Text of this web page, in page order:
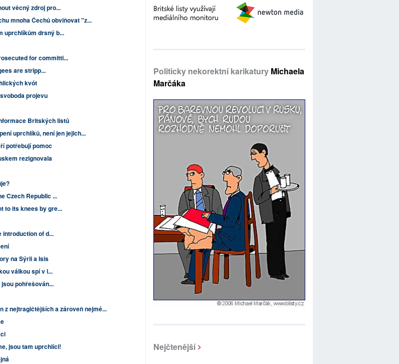
věcný zdroj pro...
mnoha Čechů obviňovat "z...
uprchlíkům drsný b...
for committi...
are stripp...
kvót
projevu
Britských listů
uprchlíků, není jen jejich...
potřebují pomoc
rezignovala
Czech Republic ...
to its knees by gre...
introduction of d...
na Sýrii a Isis
válkou spí v l...
pohřešován...
z nejtragičtějších a zároveň nejmé...
jsou tam uprchlíci!
Politicky nekorektní karikatury Michaela
Marčáka
Nejčtenější